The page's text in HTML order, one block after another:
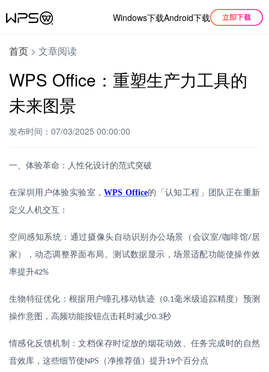
Windows下载Android下载
首页 > 文章阅读
WPS Office：重塑生产力工具的
未来图景
发布时间：07/03/2025 00:00:00
一、体验革命：人性化设计的范式突破
在深圳用户体验实验室，WPS Office的「认知工程」团队正在重新
定义人机交互：
空间感知系统：通过摄像头自动识别办公场景（会议室/咖啡馆/居
家），动态调整界面布局。测试数据显示，场景适配功能使操作效
率提升42%
生物特征优化：根据用户瞳孔移动轨迹（0.1毫米级追踪精度）预测
操作意图，高频功能按钮点击耗时减少0.3秒
情感化反馈机制：文档保存时绽放的烟花动效、任务完成时的自然
音效库，这些细节使NPS （净推荐值）提升19个百分点